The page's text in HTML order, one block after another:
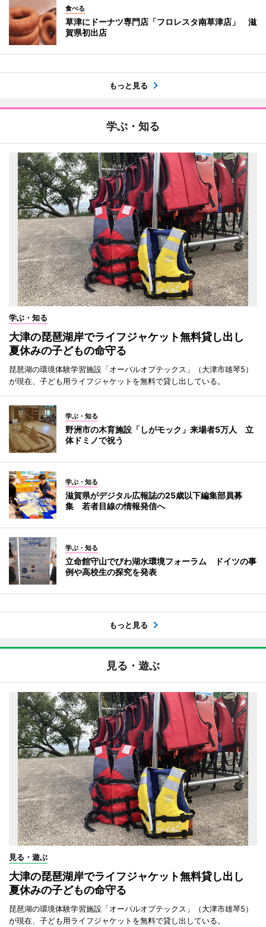
食べる
草津にドーナツ専門店「フロレスタ南草津店」 滋
賀県初出店
もっと見る
学ぶ・知る
学ぶ・知る
大津の琵琶湖岸でライフジャケット無料貸し出し
夏休みの子どもの命守る
琵琶湖の環境体験学習施設「オーパルオプテックス」（大津市雄琴5）
が現在、子ども用ライフジャケットを無料で貸し出している。
学ぶ・知る
野洲市の木育施設「しがモック」来場者5万人 立
体ドミノで祝う
学ぶ・知る
滋賀県がデジタル広報誌の25歳以下編集部員募
集 若者目線の情報発信へ
学ぶ・知る
立命館守山でびわ湖水環境フォーラム ドイツの事
例や高校生の探究を発表
もっと見る
見る・遊ぶ
見る・遊ぶ
大津の琵琶湖岸でライフジャケット無料貸し出し
夏休みの子どもの命守る
琵琶湖の環境体験学習施設「オーパルオプテックス」（大津市雄琴5）
が現在、子ども用ライフジャケットを無料で貸し出している。